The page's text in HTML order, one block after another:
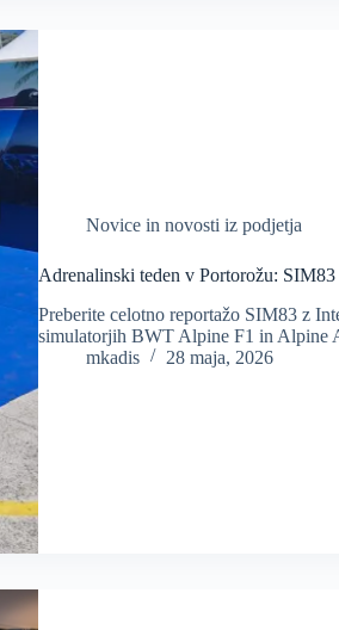
Novice in novosti iz podjetja
Adrenalinski teden v Portorožu:
Preberite celotno reportažo SIM83 z
simulatorjih BWT Alpine F1 in Alpine
mkadis
28 maja, 2026